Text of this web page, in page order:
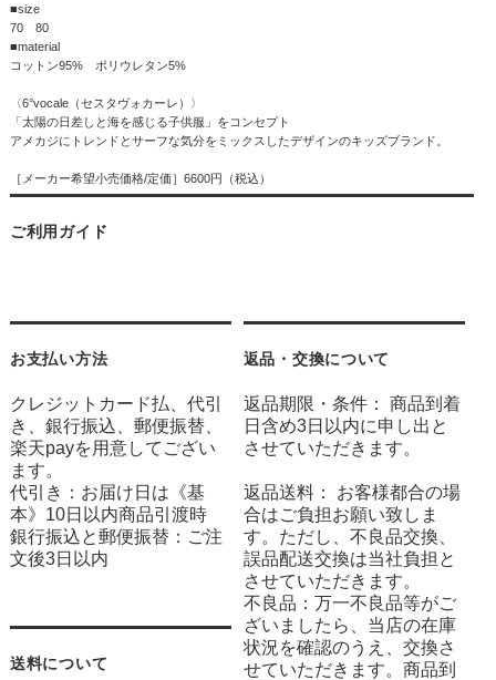
■size
70 80
■material
コットン95% ポリウレタン5%
〈6°vocale（セスタヴォカーレ）〉
「太陽の日差しと海を感じる子供服」をコンセプト
アメカジにトレンドとサーフな気分をミックスしたデザインのキッズブランド。
［メーカー希望小売価格/定価］6600円（税込）
ご利用ガイド
お支払い方法
クレジットカード払、代引
き、銀行振込、郵便振替、
楽天payを用意してござい
ます。
代引き：お届け日は《基
本》10日以内商品引渡時
銀行振込と郵便振替：ご注
文後3日以内
送料について
返品・交換について
返品期限・条件： 商品到着
日含め3日以内に申し出と
させていただきます。
返品送料： お客様都合の場
合はご負担お願い致しま
す。ただし、不良品交換、
誤品配送交換は当社負担と
させていただきます。
不良品：万一不良品等がご
ざいましたら、当店の在庫
状況を確認のうえ、交換さ
せていただきます。商品到